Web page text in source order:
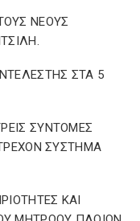
ΝΕΟΥΣ
ΣΤΑ 5
ΣΥΝΤΟΜΕΣ
ΣΥΣΤΗΜΑ
ΚΑΙ